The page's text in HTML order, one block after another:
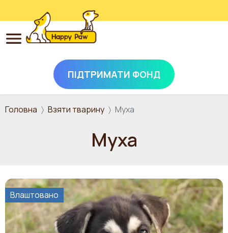
Перейти до основного вмісту
ПІДТРИМАТИ ФОНД
Головна Взяти тварину Муха
Муха
Влаштовано